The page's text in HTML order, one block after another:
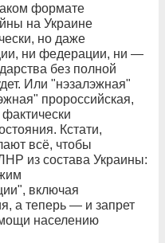
формате
на Украине
но даже
ни федерации, ни —
без полной
Или "нэзалэжная"
пророссийская,
Кстати,
всё, чтобы
из состава Украины:
включая
а теперь — и запрет
населению